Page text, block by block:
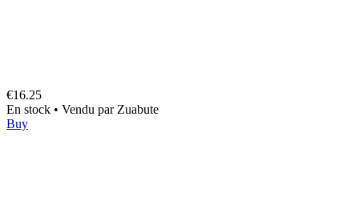
€16.25
En stock • Vendu par Zuabute
Buy